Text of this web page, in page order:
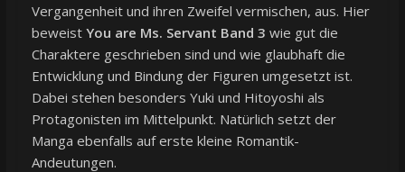
Vergangenheit und ihren Zweifel vermischen, aus. Hier
beweist You are Ms. Servant Band 3 wie gut die
Charaktere geschrieben sind und wie glaubhaft die
Entwicklung und Bindung der Figuren umgesetzt ist.
Dabei stehen besonders Yuki und Hitoyoshi als
Protagonisten im Mittelpunkt. Natürlich setzt der
Manga ebenfalls auf erste kleine Romantik-
Andeutungen.